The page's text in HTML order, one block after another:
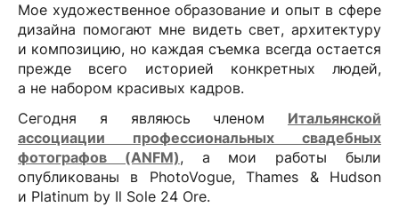
Мое художественное образование и опыт в сфере
дизайна помогают мне видеть свет, архитектуру
и композицию, но каждая съемка всегда остается
прежде всего историей конкретных людей,
а не набором красивых кадров.
Сегодня я являюсь членом Итальянской
ассоциации профессиональных свадебных
фотографов (ANFM), а мои работы были
опубликованы в PhotoVogue, Thames & Hudson
и Platinum by Il Sole 24 Ore.